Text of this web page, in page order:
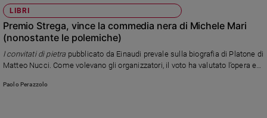
LIBRI
Premio Strega, vince la commedia nera di Michele Mari
(nonostante le polemiche)
I convitati di pietra pubblicato da Einaudi prevale sulla biografia di Platone di
Matteo Nucci. Come volevano gli organizzatori, il voto ha valutato l’opera e
Trionfa dunque un libro che indaga il nostro rapporto con il denaro, con lo
Paolo Perazzolo